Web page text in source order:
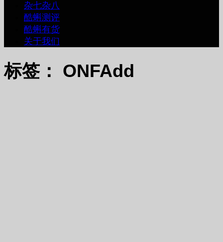
杂七杂八
酷蝌测评
酷蝌有货
关于我们
标签： ONFAdd